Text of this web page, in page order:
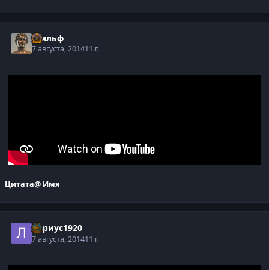
Тьяльф
7 августа, 201411 г.
Цитата@ Имя
Лариус1920
7 августа, 201411 г.